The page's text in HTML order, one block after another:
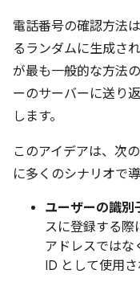
電話番号の確認方法
るランダムに生成さ
が最も一般的な方法
ーのサーバーに送り
します。
このアイデアは、次
に多くのシナリオで
ユーザーの識別
スに登録する際
アドレスではな
ID として使用さ